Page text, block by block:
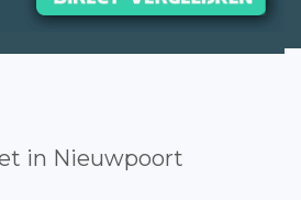
in Nieuwpoort